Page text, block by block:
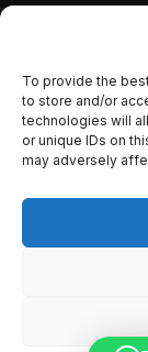
To provide the
to store and/or
technologies will
or unique IDs on
may adversely
July 2025
Temmuz 5,
© Copyright